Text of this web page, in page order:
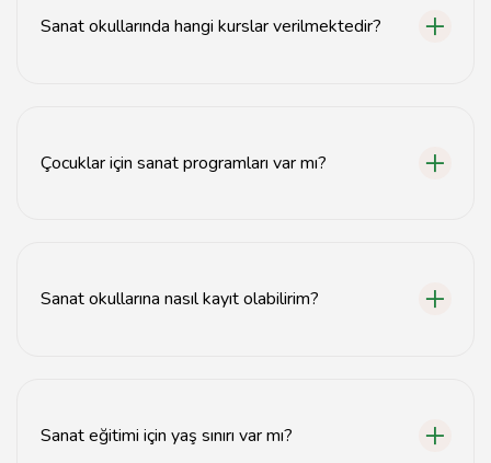
Sanat okullarında hangi kurslar verilmektedir?
Çocuklar için sanat programları var mı?
Sanat okullarına nasıl kayıt olabilirim?
Sanat eğitimi için yaş sınırı var mı?